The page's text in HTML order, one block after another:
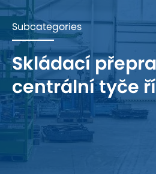
PRODUCTION
MACHINES
REFERENCES
GALLERY
CONTACT
Subcategories
Skládací
centrální tyče